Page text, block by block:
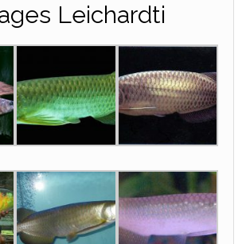
Leichardti